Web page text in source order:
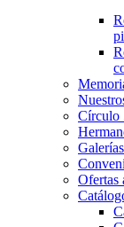
Círculo
Ofertas